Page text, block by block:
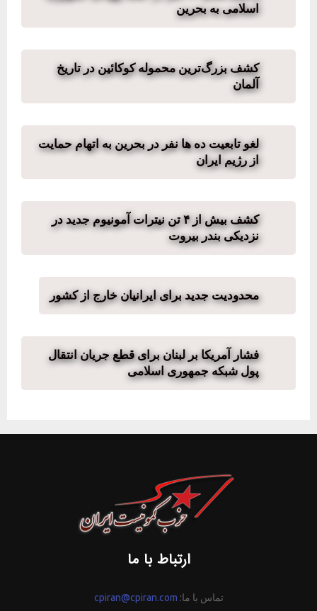
اسلامی به بحرین
کشف بزرگ‌ترین محموله کوکائین در تاریخ
آلمان
لغو تابعیت ده ها نفر در بحرین به اتهام حمایت
از رژیم ایران
کشف بیش از ۴ تن نیترات آمونیوم جدید در
نزدیکی بندر بیروت
محدودیت جدید برای ایرانیان خارج از کشور
فشار آمریکا بر لبنان برای قطع جریان انتقال
پول شبکه جمهوری اسلامی
ارتباط با ما
تماس با ما: cpiran@cpiran.com